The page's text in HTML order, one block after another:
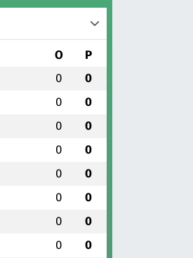
O P
0 0
0 0
0 0
0 0
0 0
0 0
0 0
0 0